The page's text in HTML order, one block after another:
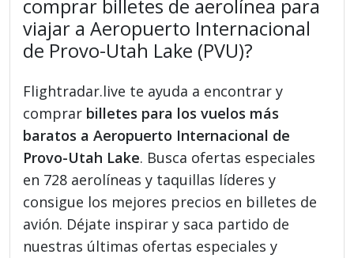
comprar billetes de aerolínea para
viajar a Aeropuerto Internacional
de Provo-Utah Lake (PVU)?
Flightradar.live te ayuda a encontrar y
comprar billetes para los vuelos más
baratos a Aeropuerto Internacional de
Provo-Utah Lake. Busca ofertas especiales
en 728 aerolíneas y taquillas líderes y
consigue los mejores precios en billetes de
avión. Déjate inspirar y saca partido de
nuestras últimas ofertas especiales y